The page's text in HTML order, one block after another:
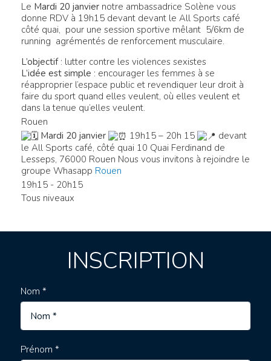
Le Mardi 20 janvier notre ambassadrice Solène vous
donne RDV à 19h15 devant devant le All Sports café
côté quai, pour une session sportive mêlant 5/6km de
running agrémentés de renforcement musculaire.
L’objectif: lutter contre les violences sexistes
L’idée est simple : encourager les femmes à se
réapproprier l’espace public et revendiquer leur droit à
faire du sport quand elles veulent, où elles veulent et
dans la tenue qu’elles veulent.
Rouen
Mardi 20 janvier
19h15 – 20h 15
devant
le All Sports café, côté quai 10 Quai Ferdinand de
Lesseps, 76000 Rouen Nous vous invitons à rejoindre le
groupe Whasapp Rouen
19h15 - 20h15
Tous niveaux
INSCRIPTION
Nom *
Prénom *